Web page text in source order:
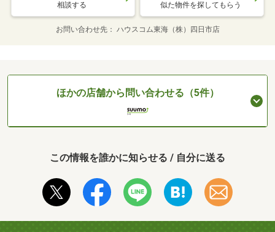
相談する 似た物件を探してもらう
お問い合わせ先 ハウスコム東海（株）四日市店
ほかの店舗から問い合わせる（5件）
この情報を誰かに知らせる / 自分に送る